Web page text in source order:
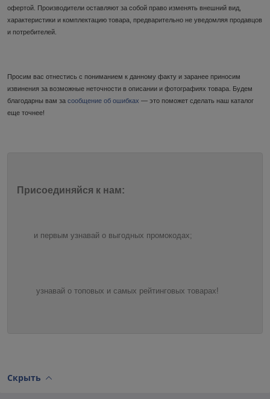
офертой. Производители оставляют за собой право изменять внешний вид,
характеристики и комплектацию товара, предварительно не уведомляя продавцов
и потребителей.
Просим вас отнестись с пониманием к данному факту и заранее приносим
извинения за возможные неточности в описании и фотографиях товара. Будем
благодарны вам за сообщение об ошибках — это поможет сделать наш каталог
еще точнее!
Присоединяйся к нам:
и первым узнавай о выгодных промокодах;
узнавай о топовых и самых рейтинговых товарах!
Скрыть